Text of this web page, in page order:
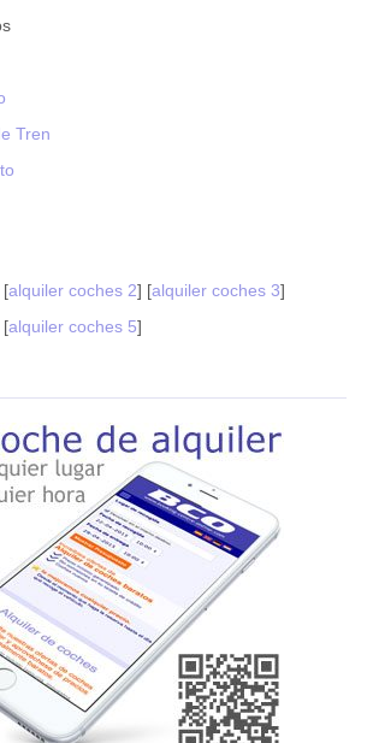
Tren
[alquiler coches 2] [alquiler coches 3]
[alquiler coches 5]